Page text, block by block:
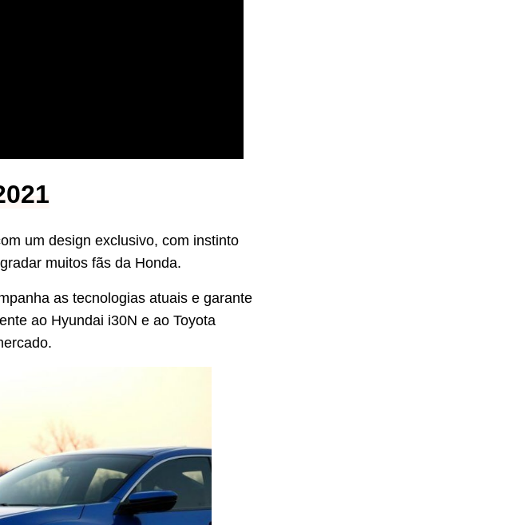
um design exclusivo, com instinto
muitos fãs da Honda.
as tecnologias atuais e garante
ao Hyundai i30N e ao Toyota